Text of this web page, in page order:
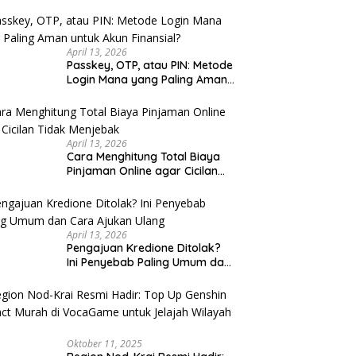
April 13, 2026
Passkey, OTP, atau PIN: Metode
Login Mana yang Paling Aman
April 13, 2026
Cara Menghitung Total Biaya
Pinjaman Online agar Cicilan
April 13, 2026
Pengajuan Kredione Ditolak?
Ini Penyebab Paling Umum dan
Oktober 11, 2025